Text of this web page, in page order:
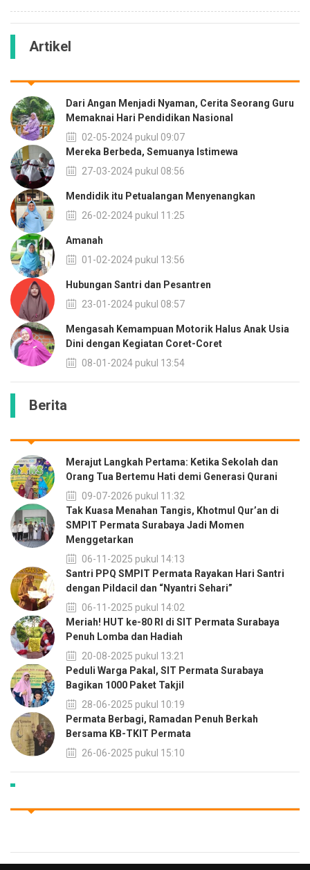
Artikel
Dari Angan Menjadi Nyaman, Cerita Seorang Guru
Memaknai Hari Pendidikan Nasional
02-05-2024 pukul 09:07
Mereka Berbeda, Semuanya Istimewa
27-03-2024 pukul 08:56
Mendidik itu Petualangan Menyenangkan
26-02-2024 pukul 11:25
Amanah
01-02-2024 pukul 13:56
Hubungan Santri dan Pesantren
23-01-2024 pukul 08:57
Mengasah Kemampuan Motorik Halus Anak Usia
Dini dengan Kegiatan Coret-Coret
08-01-2024 pukul 13:54
Berita
Merajut Langkah Pertama: Ketika Sekolah dan
Orang Tua Bertemu Hati demi Generasi Qurani
09-07-2026 pukul 11:32
Tak Kuasa Menahan Tangis, Khotmul Qur’an di
SMPIT Permata Surabaya Jadi Momen
Menggetarkan
06-11-2025 pukul 14:13
Santri PPQ SMPIT Permata Rayakan Hari Santri
dengan Pildacil dan “Nyantri Sehari”
06-11-2025 pukul 14:02
Meriah! HUT ke-80 RI di SIT Permata Surabaya
Penuh Lomba dan Hadiah
20-08-2025 pukul 13:21
Peduli Warga Pakal, SIT Permata Surabaya
Bagikan 1000 Paket Takjil
28-06-2025 pukul 10:19
Permata Berbagi, Ramadan Penuh Berkah
Bersama KB-TKIT Permata
26-06-2025 pukul 15:10